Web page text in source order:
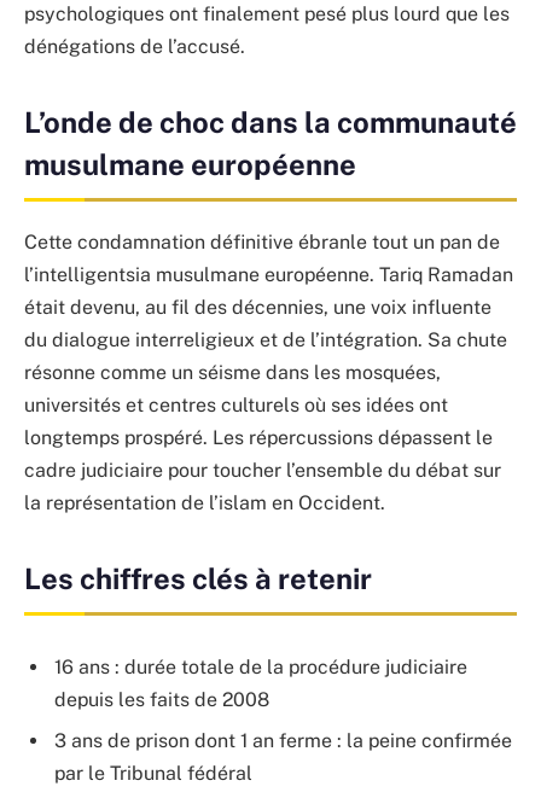
psychologiques ont finalement pesé plus lourd que les
dénégations de l’accusé.
L’onde de choc dans la communauté
musulmane européenne
Cette condamnation définitive ébranle tout un pan de
l’intelligentsia musulmane européenne. Tariq Ramadan
était devenu, au fil des décennies, une voix influente
du dialogue interreligieux et de l’intégration. Sa chute
résonne comme un séisme dans les mosquées,
universités et centres culturels où ses idées ont
longtemps prospéré. Les répercussions dépassent le
cadre judiciaire pour toucher l’ensemble du débat sur
la représentation de l’islam en Occident.
Les chiffres clés à retenir
16 ans : durée totale de la procédure judiciaire
depuis les faits de 2008
3 ans de prison dont 1 an ferme : la peine confirmée
par le Tribunal fédéral